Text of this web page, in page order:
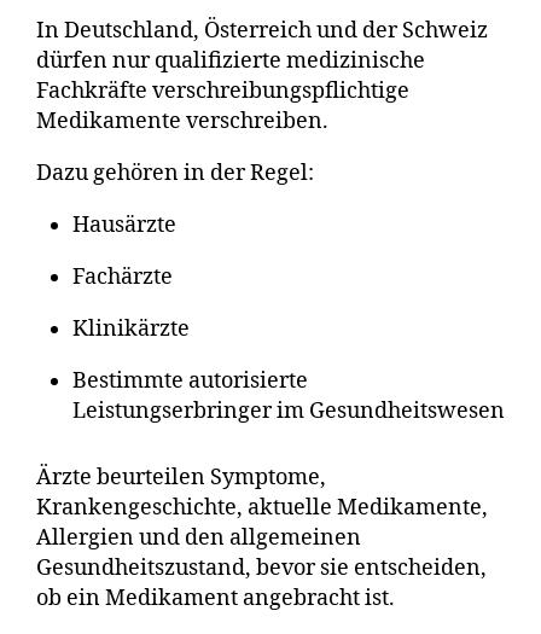
In Deutschland, Österreich und der Schweiz
dürfen nur qualifizierte medizinische
Fachkräfte verschreibungspflichtige
Medikamente verschreiben.
Dazu gehören in der Regel:
Hausärzte
Fachärzte
Klinikärzte
Bestimmte autorisierte
Leistungserbringer im Gesundheitswesen
Ärzte beurteilen Symptome,
Krankengeschichte, aktuelle Medikamente,
Allergien und den allgemeinen
Gesundheitszustand, bevor sie entscheiden,
ob ein Medikament angebracht ist.